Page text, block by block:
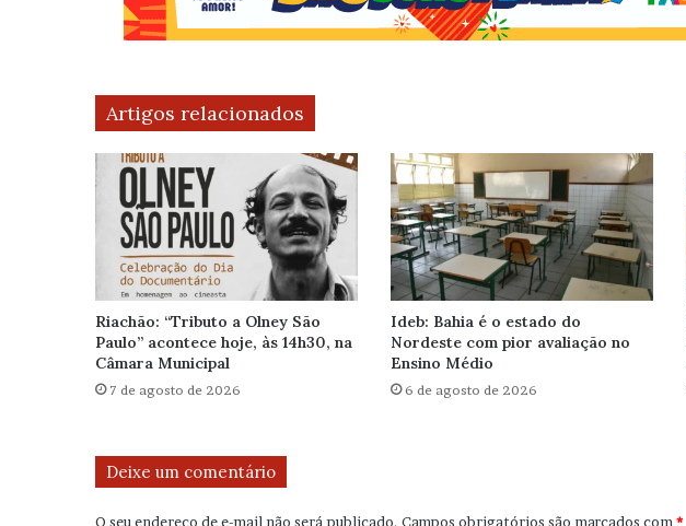
Artigos relacionados
Riachão: “Tributo a Olney São
Paulo” acontece hoje, às 14h30, na
Câmara Municipal
7 de agosto de 2026
Ideb: Bahia é o estado do
Nordeste com pior avaliação no
Ensino Médio
6 de agosto de 2026
Deixe um comentário
O seu endereço de e-mail não será publicado. Campos obrigatórios são marcados com*